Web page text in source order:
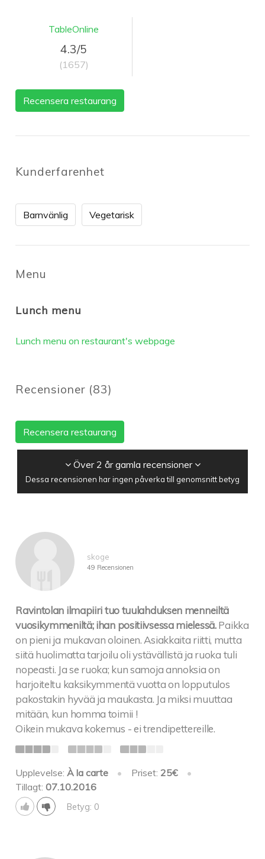
TableOnline
4.3/5
(1657)
Recensera restaurang
Kunderfarenhet
Barnvänlig Vegetarisk
Menu
Lunch menu
Lunch menu on restaurant's webpage
Recensioner (83)
Recensera restaurang
Över 2 år gamla recensioner
Dessa recensionen har ingen påverka till genomsnitt betyg
skoge
49 Recensionen
Ravintolan ilmapiiri tuo tuulahduksen menneiltä
vuosikymmeniltä; ihan positiivsessa mielessä. Paikka
on pieni ja mukavan oloinen. Asiakkaita riitti, mutta
siitä huolimatta tarjoilu oli ystävällistä ja ruoka tuli
nopeasti. Ja se ruoka; kun samoja annoksia on
harjoiteltu kaksikymmentä vuotta on lopputulos
pakostakin hyvää ja maukasta. Ja miksi muuttaa
mitään, kun homma toimii !
Oikein mukava kokemus - ei trendipettereille.
Upplevelse:À la carte • Priset: 25€
•
Tillagt:07.10.2016
Betyg: 0